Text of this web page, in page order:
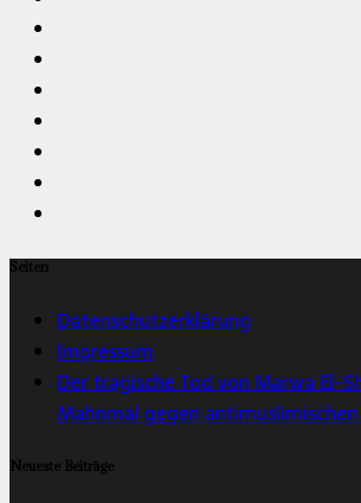
Seiten
Datenschutzerklärung
Impressum
Der tragische Tod von Marwa El-
Mahnmal gegen antimuslimischen
Neueste Beiträge